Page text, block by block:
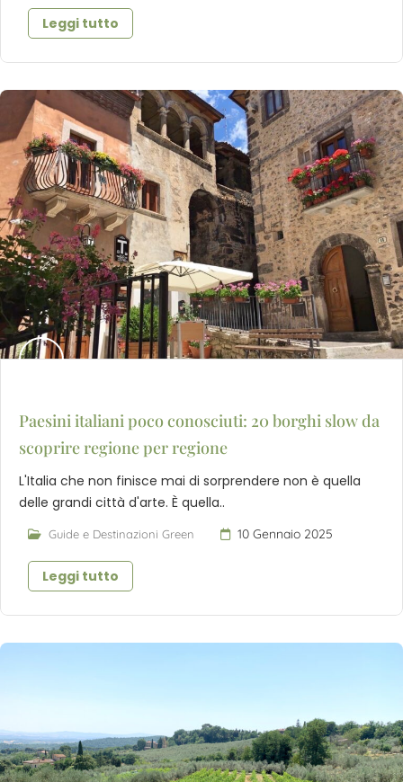
Leggi tutto
Paesini italiani poco conosciuti: 20 borghi slow da
scoprire regione per regione
L'Italia che non finisce mai di sorprendere non è quella
delle grandi città d'arte. È quella..
Guide e Destinazioni Green 10 Gennaio 2025
Leggi tutto